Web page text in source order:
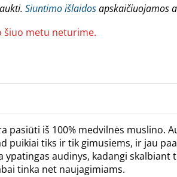
Siuntimo išlaidosapskaičiuojamos
šiuo metu neturime.
pasiūti iš 100% medvilnės muslino.
puikiai tiks ir tik gimusiems, ir jau
ypatingas audinys, kadangi skalbiant
tinka net naujagimiams.